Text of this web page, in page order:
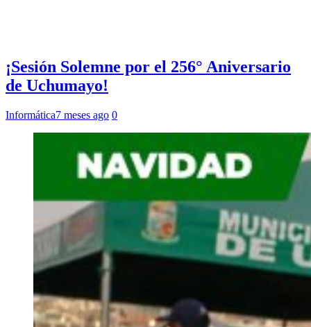
¡Sesión Solemne por el 256° Aniversario
de Uchumayo!
Informática7 meses ago 0